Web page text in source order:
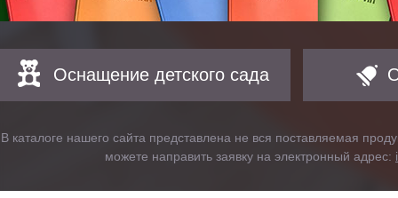
Оснащение детского сада
В каталоге нашего сайта представлена не вся поставляемая
можете направить заявку на электронный адрес: